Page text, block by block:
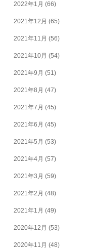
2022年1月 (66)
2021年12月 (65)
2021年11月 (56)
2021年10月 (54)
2021年9月 (51)
2021年8月 (47)
2021年7月 (45)
2021年6月 (45)
2021年5月 (53)
2021年4月 (57)
2021年3月 (59)
2021年2月 (48)
2021年1月 (49)
2020年12月 (53)
2020年11月 (48)